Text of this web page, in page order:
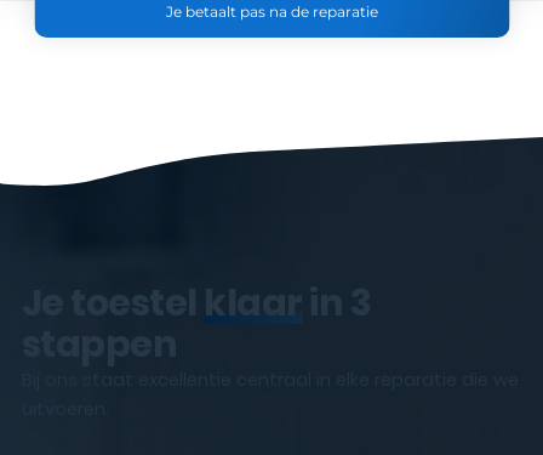
Je betaalt pas na de reparatie
Je toestel klaar